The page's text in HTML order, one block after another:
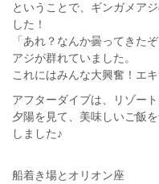
ということで、ギンガメア
した！
「あれ？なんか曇ってきた
アジが群れていました。
これにはみんな大興奮！エ
アフターダイブは、リゾー
夕陽を見て、美味しいご飯
しました♪
船着き場とオリオン座